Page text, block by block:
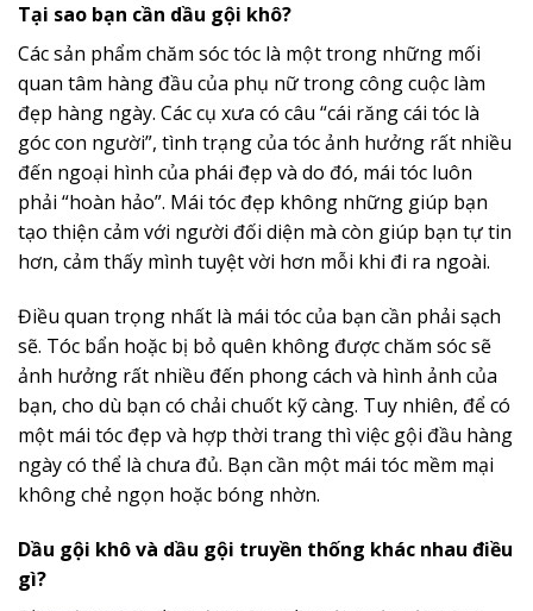
Tại sao bạn cần dầu gội khô?
Các sản phẩm chăm sóc tóc là một trong những mối
quan tâm hàng đầu của phụ nữ trong công cuộc làm
đẹp hàng ngày. Các cụ xưa có câu “cái răng cái tóc là
góc con người”, tình trạng của tóc ảnh hưởng rất nhiều
đến ngoại hình của phái đẹp và do đó, mái tóc luôn
phải “hoàn hảo”. Mái tóc đẹp không những giúp bạn
tạo thiện cảm với người đối diện mà còn giúp bạn tự tin
hơn, cảm thấy mình tuyệt vời hơn mỗi khi đi ra ngoài.
Điều quan trọng nhất là mái tóc của bạn cần phải sạch
sẽ. Tóc bẩn hoặc bị bỏ quên không được chăm sóc sẽ
ảnh hưởng rất nhiều đến phong cách và hình ảnh của
bạn, cho dù bạn có chải chuốt kỹ càng. Tuy nhiên, để có
một mái tóc đẹp và hợp thời trang thì việc gội đầu hàng
ngày có thể là chưa đủ. Bạn cần một mái tóc mềm mại
không chẻ ngọn hoặc bóng nhờn.
Dầu gội khô và dầu gội truyền thống khác nhau điều
gì?